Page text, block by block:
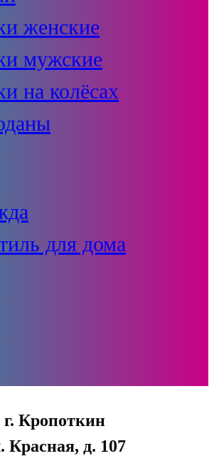
женские
мужские
на колёсах
для дома
г. Кропоткин
Красная, д. 107